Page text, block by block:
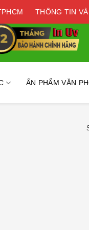
THÔNG TIN
ẤN PHẨM VĂN